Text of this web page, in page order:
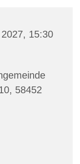
15:30
58452